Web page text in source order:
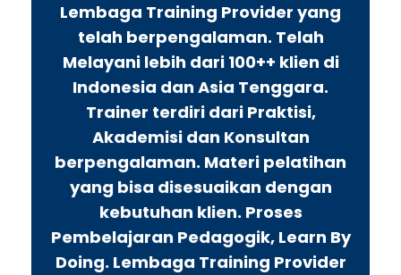
Lembaga Training Provider yang
telah berpengalaman. Telah
Melayani lebih dari 100++ klien di
Indonesia dan Asia Tenggara.
Trainer terdiri dari Praktisi,
Akademisi dan Konsultan
berpengalaman. Materi pelatihan
yang bisa disesuaikan dengan
kebutuhan klien. Proses
Pembelajaran Pedagogik, Learn By
Doing. Lembaga Training Provider